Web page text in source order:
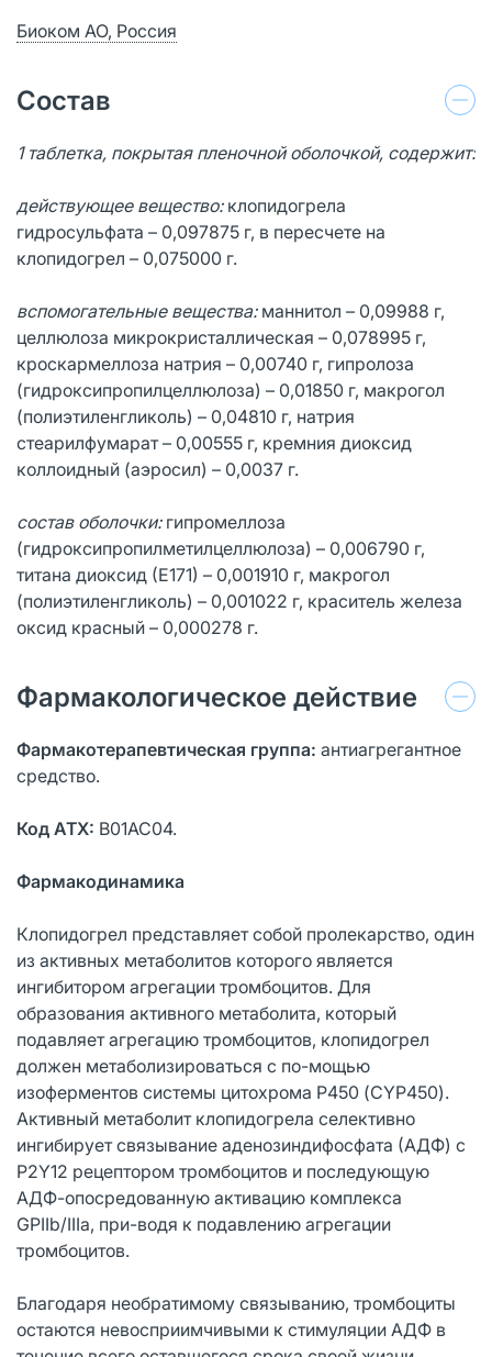
Биоком АО, Россия
Состав
1 таблетка, покрытая пленочной оболочкой, содержит:
действующее вещество: клопидогрела
гидросульфата – 0,097875 г, в пересчете на
клопидогрел – 0,075000 г.
вспомогательные вещества:маннитол – 0,09988 г,
целлюлоза микрокристаллическая – 0,078995 г,
кроскармеллоза натрия – 0,00740 г, гипролоза
(гидроксипропилцеллюлоза) – 0,01850 г, макрогол
(полиэтиленгликоль) – 0,04810 г, натрия
стеарилфумарат – 0,00555 г, кремния диоксид
коллоидный (аэросил) – 0,0037 г.
состав оболочки:гипромеллоза
(гидроксипропилметилцеллюлоза) – 0,006790 г,
титана диоксид (Е171) – 0,001910 г, макрогол
(полиэтиленгликоль) – 0,001022 г, краситель железа
оксид красный – 0,000278 г.
Фармакологическое действие
Фармакотерапевтическая группа: антиагрегантное
средство.
Код АТХ: B01AC04.
Фармакодинамика
Клопидогрел представляет собой пролекарство, один
из активных метаболитов которого является
ингибитором агрегации тромбоцитов. Для
образования активного метаболита, который
подавляет агрегацию тромбоцитов, клопидогрел
должен метаболизироваться с по-мощью
изоферментов системы цитохрома Р450 (CYP450).
Активный метаболит клопидогрела селективно
ингибирует связывание аденозиндифосфата (АДФ) с
P2Y12 рецептором тромбоцитов и последующую
АДФ-опосредованную активацию комплекса
GPIIb/IIIa, при-водя к подавлению агрегации
тромбоцитов.
Благодаря необратимому связыванию, тромбоциты
остаются невосприимчивыми к стимуляции АДФ в